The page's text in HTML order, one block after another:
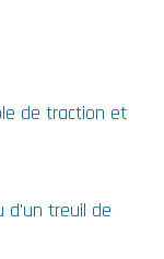
de traction et
d'un treuil de